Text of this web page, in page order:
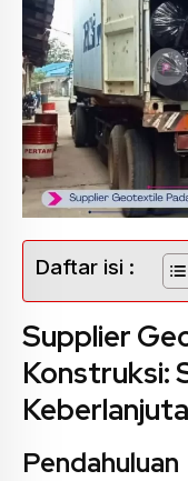
Daftar isi :
Supplier
Konstruksi:
Pendahuluan